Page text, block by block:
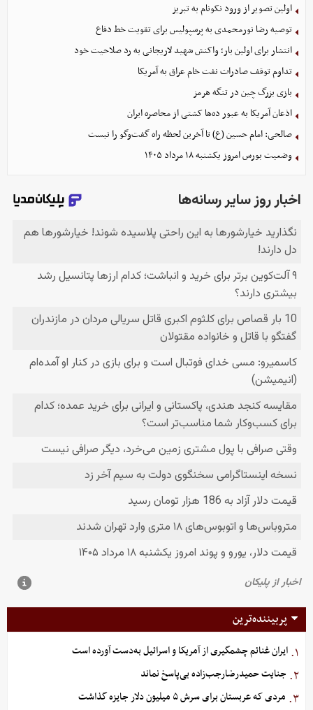
اولین تصویر از ورود نکونام به تبریز
توصیه رضا نورمحمدی به پرسپولیس برای تقویت خط دفاع
انتشار برای اولین بار؛ واکنش شهید لاریجانی به رد صلاحیت خود
تداوم توقف صادرات نفت خام عراق به آمریکا
بازی بزرگ چین در تنگه هرمز
اذعان آمریکا به عبور ده‌ها کشتی از محاصره ایران
صالحی: امام حسین (ع) تا آخرین لحظه راه گفت‌وگو را نبست
وضعیت بورس امروز یکشنبه ۱۸ مرداد ۱۴۰۵
پربیننده‌ترین
۱. ایران غنائم چشمگیری از آمریکا و اسرائیل به‌دست آورده است
۲. جنایت حمیدرضارجب‌زاده بی‌پاسخ نماند
۳. مردی که عربستان برای سرش ۵ میلیون دلار جایزه گذاشت